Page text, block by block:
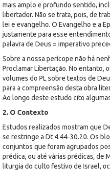
mais amplo e profundo sentido,
libertador. Não se trata, pois, de
lei e evangelho. O Evangelho e a
justamente para esse
palavra de Deus = imperativo
Sobre a nossa perícope não há
Proclamar Libertação. No entanto,
volumes do PL sobre textos de
para a compreensão desta obra
Ao longo deste estudo cito
2. O Contexto
Estudos realizados mostram que
se restringe a Dt 4.44-30.20. Os
conjuntos que foram agrupados
prédica, ou até várias prédicas, de
liturgia do culto festivo de Israel,